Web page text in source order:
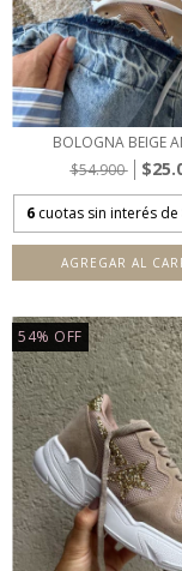
BOLOGNA BEIGE
$54.900
6 cuotas sin interés de
AGREGAR AL
54% OFF